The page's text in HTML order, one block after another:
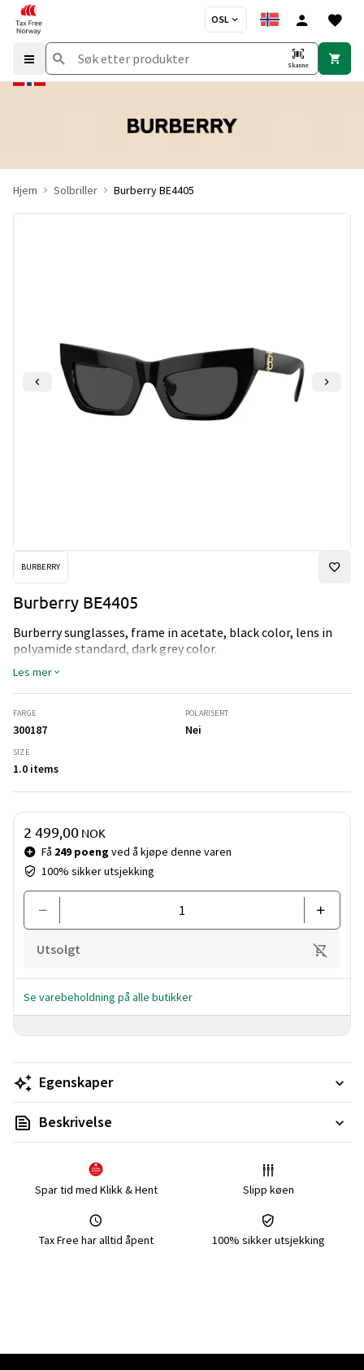
OSL
Skanne
Hjem Solbriller Burberry BE4405
BURBERRY
Burberry BE4405
Burberry sunglasses, frame in acetate, black color, lens in
polyamide standard, dark grey color.
Les mer
FARGE
300187
POLARISERT
Nei
SIZE
1.0 items
Pris og mengde
Få 249 poeng ved å kjøpe denne varen
100% sikker utsjekking
2 499,00 NOK
Utsolgt
Se varebeholdning på alle butikker
Egenskaper
Beskrivelse
Spar tid med Klikk & Hent Slipp køen
Tax Free har alltid åpent 100% sikker utsjekking